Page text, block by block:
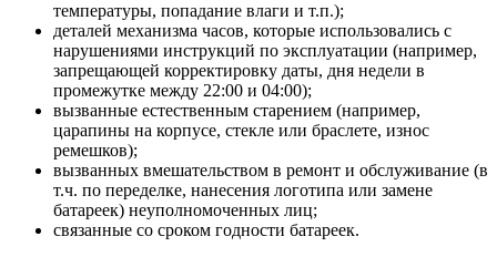
температуры, попадание влаги и т.п.);
деталей механизма часов, которые использовались с
нарушениями инструкций по эксплуатации (например,
запрещающей корректировку даты, дня недели в
промежутке между 22:00 и 04:00);
вызванные естественным старением (например,
царапины на корпусе, стекле или браслете, износ
ремешков);
вызванных вмешательством в ремонт и обслуживание (в
т.ч. по переделке, нанесения логотипа или замене
батареек) неуполномоченных лиц;
связанные со сроком годности батареек.